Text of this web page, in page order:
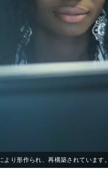
り形作られ、再構築されています。